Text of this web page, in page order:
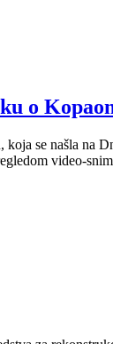
o
se našla na
video-